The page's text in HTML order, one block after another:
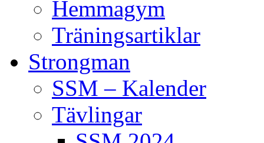
Hemmagym
Träningsartiklar
Strongman
SSM – Kalender
Tävlingar